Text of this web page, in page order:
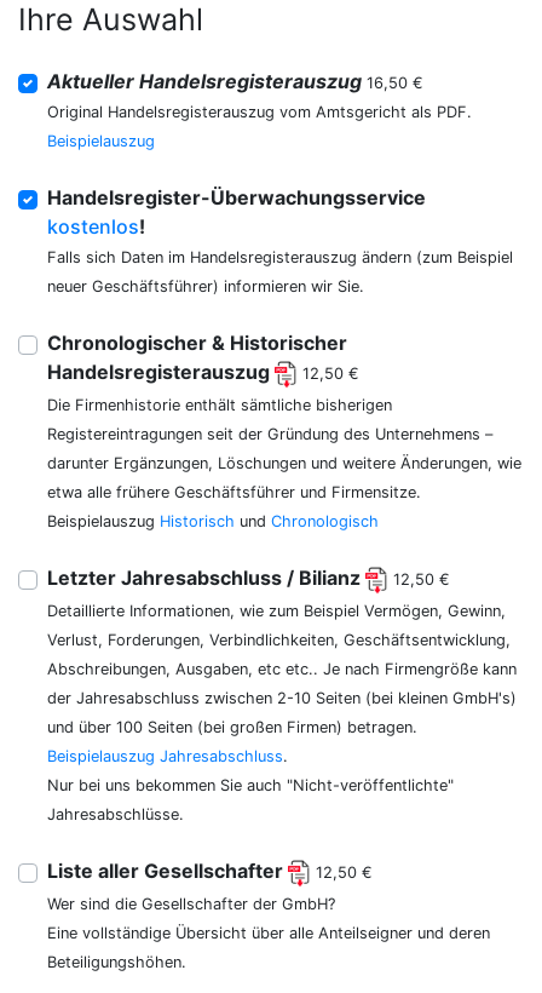
Ihre Auswahl
Aktueller Handelsregisterauszug 16,50 €
Original Handelsregisterauszug vom Amtsgericht als PDF.
Beispielauszug
Handelsregister-Überwachungsservice
kostenlos!
Falls sich Daten im Handelsregisterauszug ändern (zum Beispiel
neuer Geschäftsführer) informieren wir Sie.
Chronologischer & Historischer
Handelsregisterauszug
12,50 €
Die Firmenhistorie enthält sämtliche bisherigen
Registereintragungen seit der Gründung des Unternehmens –
darunter Ergänzungen, Löschungen und weitere Änderungen, wie
etwa alle frühere Geschäftsführer und Firmensitze.
Beispielauszug Historisch und Chronologisch
Letzter Jahresabschluss / Bilianz
12,50 €
Detaillierte Informationen, wie zum Beispiel Vermögen, Gewinn,
Verlust, Forderungen, Verbindlichkeiten, Geschäftsentwicklung,
Abschreibungen, Ausgaben, etc etc.. Je nach Firmengröße kann
der Jahresabschluss zwischen 2-10 Seiten (bei kleinen GmbH's)
und über 100 Seiten (bei großen Firmen) betragen.
Beispielauszug Jahresabschluss.
Nur bei uns bekommen Sie auch "Nicht-veröffentlichte"
Jahresabschlüsse.
Liste aller Gesellschafter
12,50 €
Wer sind die Gesellschafter der GmbH?
Eine vollständige Übersicht über alle Anteilseigner und deren
Beteiligungshöhen.